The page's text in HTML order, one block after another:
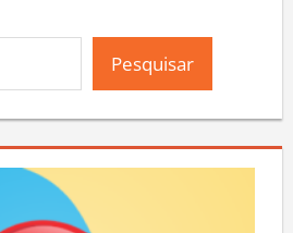
Pesquisar